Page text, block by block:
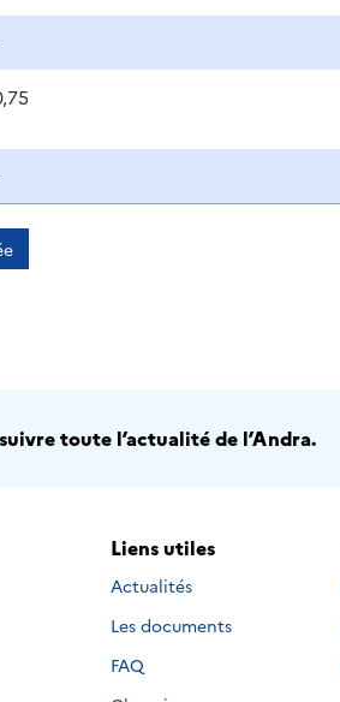
toute l’actualité de l’Andra.
Liens utiles
Actualités
Les documents
FAQ